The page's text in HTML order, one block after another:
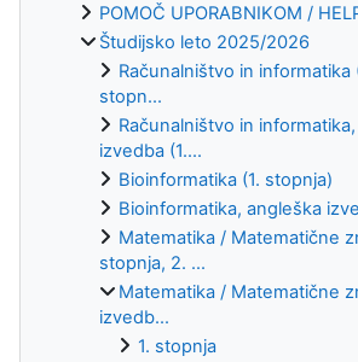
POMOČ UPORABNIKOM /
Študijsko leto 2025/2026
Računalništvo in informatika
stopn...
Računalništvo in
izvedba (1....
Bioinformatika (1. stopnja)
Bioinformatika, angleška
Matematika / Matematične
stopnja, 2. ...
Matematika / Matematične
izvedb...
1. stopnja